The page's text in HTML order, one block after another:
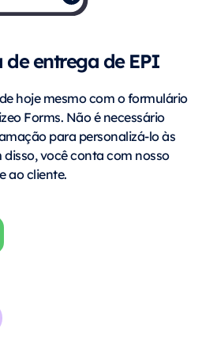
de entrega de EPI
hoje mesmo com o formulário
Forms. Não é necessário
para personalizá-lo às
disso, você conta com nosso
ao cliente.